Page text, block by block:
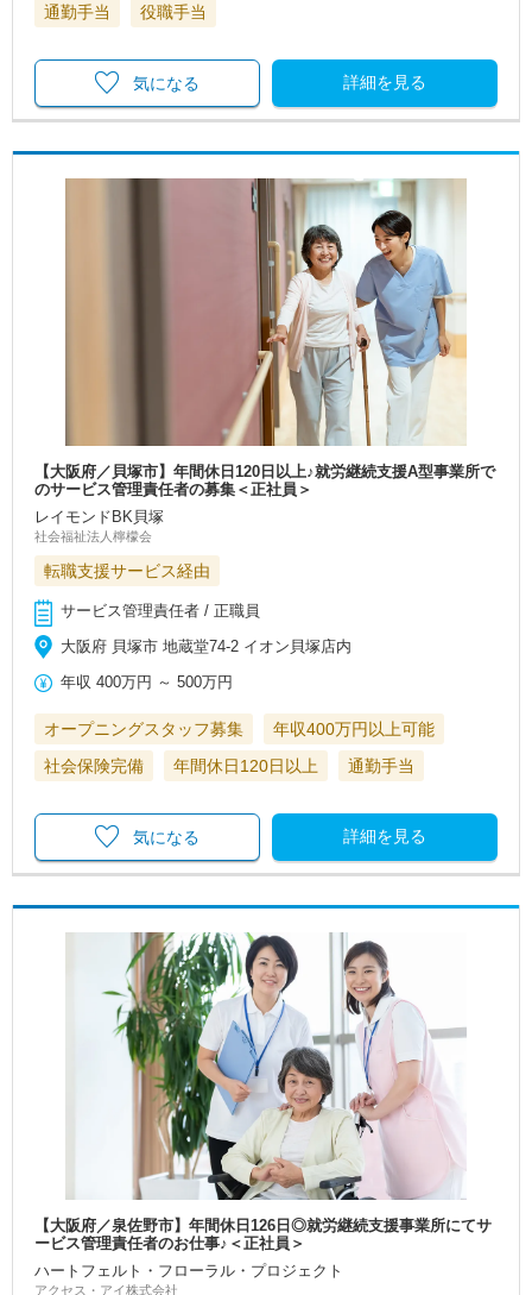
通勤手当
役職手当
詳細を見る
気になる
【大阪府／貝塚市】年間休日120日以上♪就労継続支援A型事業所で
のサービス管理責任者の募集＜正社員＞
レイモンドBK貝塚
社会福祉法人檸檬会
転職支援サービス経由
サービス管理責任者 / 正職員
大阪府 貝塚市 地蔵堂74-2 イオン貝塚店内
年収 400万円 ～500万円
オープニングスタッフ募集
年収400万円以上可能
社会保険完備
年間休日120日以上 通勤手当
詳細を見る
気になる
【大阪府／泉佐野市】年間休日126日◎就労継続支援事業所にてサ
ービス管理責任者のお仕事♪＜正社員＞
ハートフェルト・フローラル・プロジェクト
アクセス・アイ株式会社